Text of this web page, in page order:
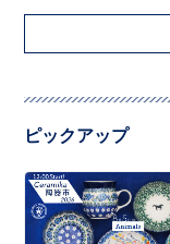
ピックアップ